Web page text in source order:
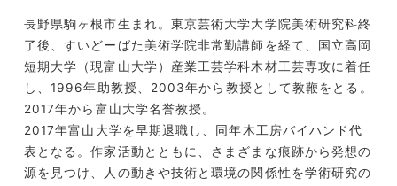
長野県駒ヶ根市生まれ。東京芸術大学大学院美術研究科終
了後、すいどーばた美術学院非常勤講師を経て、国立高岡
短期大学（現富山大学）産業工芸学科木材工芸専攻に着任
し、1996年助教授、2003年から教授として教鞭をとる。
2017年から富山大学名誉教授。
2017年富山大学を早期退職し、同年木工房バイハンド代
表となる。作家活動とともに、さまざまな痕跡から発想の
源を見つけ、人の動きや技術と環境の関係性を学術研究の